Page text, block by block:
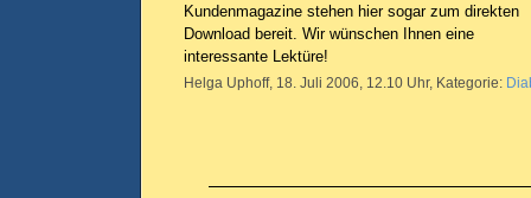
Kundenmagazine stehen hier sogar zum direkten
Download bereit. Wir wünschen Ihnen eine
interessante Lektüre!
Helga Uphoff, 18. Juli 2006, 12.10 Uhr, Kategorie: